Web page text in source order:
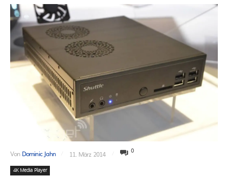
Von Dominic Jahn 11. März 2014 0
4K Media Player